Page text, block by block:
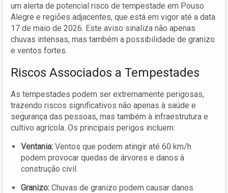
um alerta de potencial risco de tempestade em Pouso
Alegre e regiões adjacentes, que está em vigor até a data
17 de maio de 2026. Este aviso sinaliza não apenas
chuvas intensas, mas também a possibilidade de granizo
e ventos fortes.
Riscos Associados a Tempestades
As tempestades podem ser extremamente perigosas,
trazendo riscos significativos não apenas à saúde e
segurança das pessoas, mas também à infraestrutura e
cultivo agrícola. Os principais perigos incluem:
Ventania: Ventos que podem atingir até 60 km/h
podem provocar quedas de árvores e danos à
construção civil.
Granizo: Chuvas de granizo podem causar danos